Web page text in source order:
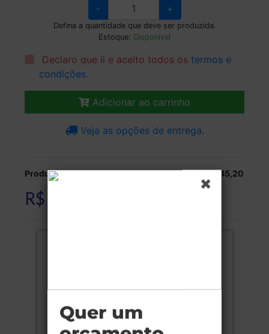
- +
Defina a quantidade que deve ser produzida.
Estoque: Disponível
Declaro que li e aceito todos ostermos e
condições.
Adicionar ao carrinho
Veja as opções de entrega.
Produção: R$ 145,20
R$ 145,20